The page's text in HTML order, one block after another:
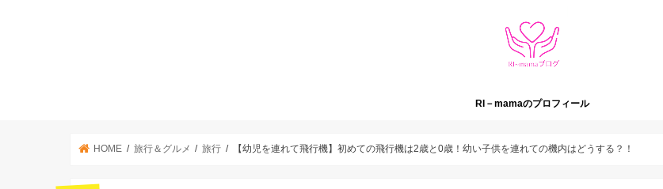
RI－mamaのプロフィール
HOME 旅行＆グルメ 旅行 【幼児を連れて飛行機】初めての飛行機は2歳と0歳！幼い子供を連れての機内はどうする？！